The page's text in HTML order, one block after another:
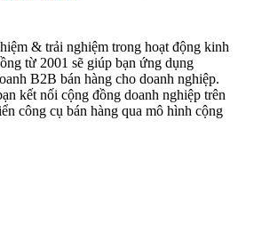
& trải nghiệm trong hoạt động kinh
từ 2001 sẽ giúp bạn ứng dụng
B2B bán hàng cho doanh nghiệp.
kết nối cộng đồng doanh nghiệp trên
công cụ bán hàng qua mô hình cộng